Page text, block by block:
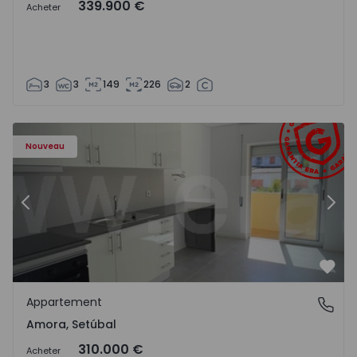
Acheter 339.900 €
3 3 149 226 2
Nouveau
Appartement T2 Seixal, Amora - 1575805 - 8
Précédent
Amora, Setúbal
Appartement
Amora, Setúbal
Acheter 310.000 €